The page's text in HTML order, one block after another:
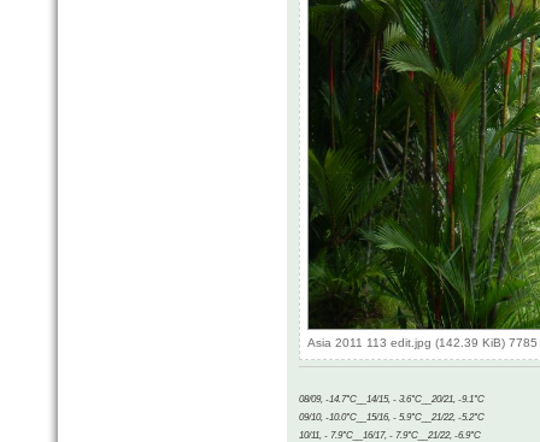
Asia 2011 113 edit.jpg (142.39 KiB)
08/09, -14.7°C__14/15, - 3.6°C__20/21, -9.1°C
09/10, -10.0°C__15/16, - 5.9°C__21/22, -5.2°C
10/11, - 7.9°C__16/17, - 7.9°C__21/22, -6.9°C